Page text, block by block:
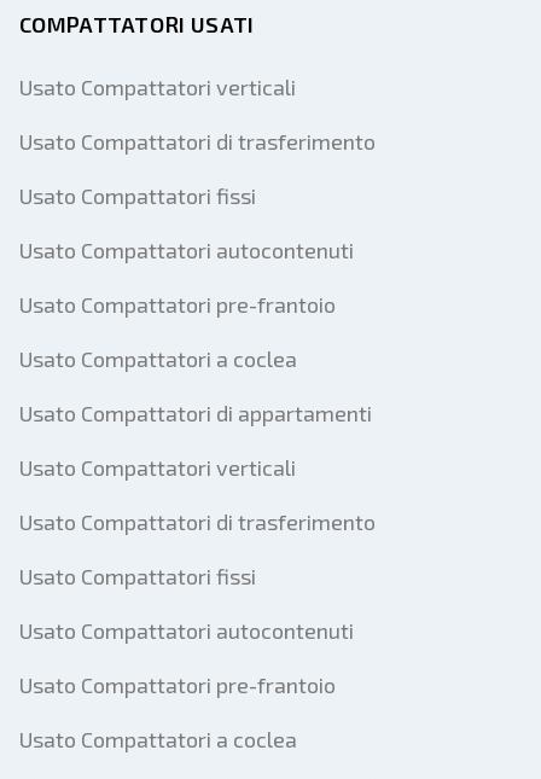
COMPATTATORI USATI
Usato Compattatori verticali
Usato Compattatori di trasferimento
Usato Compattatori fissi
Usato Compattatori autocontenuti
Usato Compattatori pre-frantoio
Usato Compattatori a coclea
Usato Compattatori di appartamenti
Usato Compattatori verticali
Usato Compattatori di trasferimento
Usato Compattatori fissi
Usato Compattatori autocontenuti
Usato Compattatori pre-frantoio
Usato Compattatori a coclea